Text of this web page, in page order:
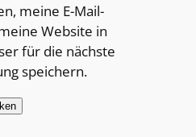
meine E-Mail-
Website in
für die nächste
speichern.